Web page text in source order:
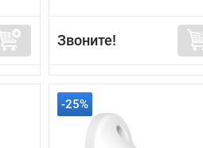
Звоните!
-25%